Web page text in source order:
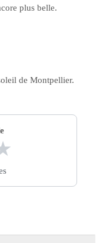
plus belle.
de Montpellier.